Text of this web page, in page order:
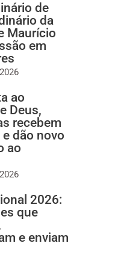
de
da
Maurício
em
ao
Deus,
recebem
dão novo
ao
2026:
que
e enviam